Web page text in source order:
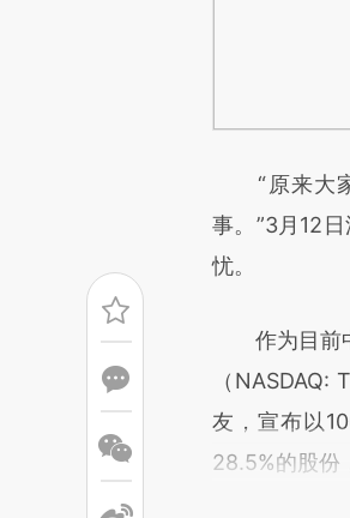
“原来大家
事。”3月12
忧。
作为目前中
（
友，宣布以
28.5%的股份